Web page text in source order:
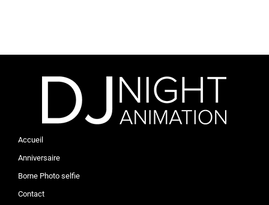
Accueil
Anniversaire
Borne Photo selfie
Contact